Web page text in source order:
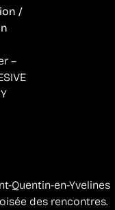
/
–
Quentin-en-Yvelines
des rencontres.